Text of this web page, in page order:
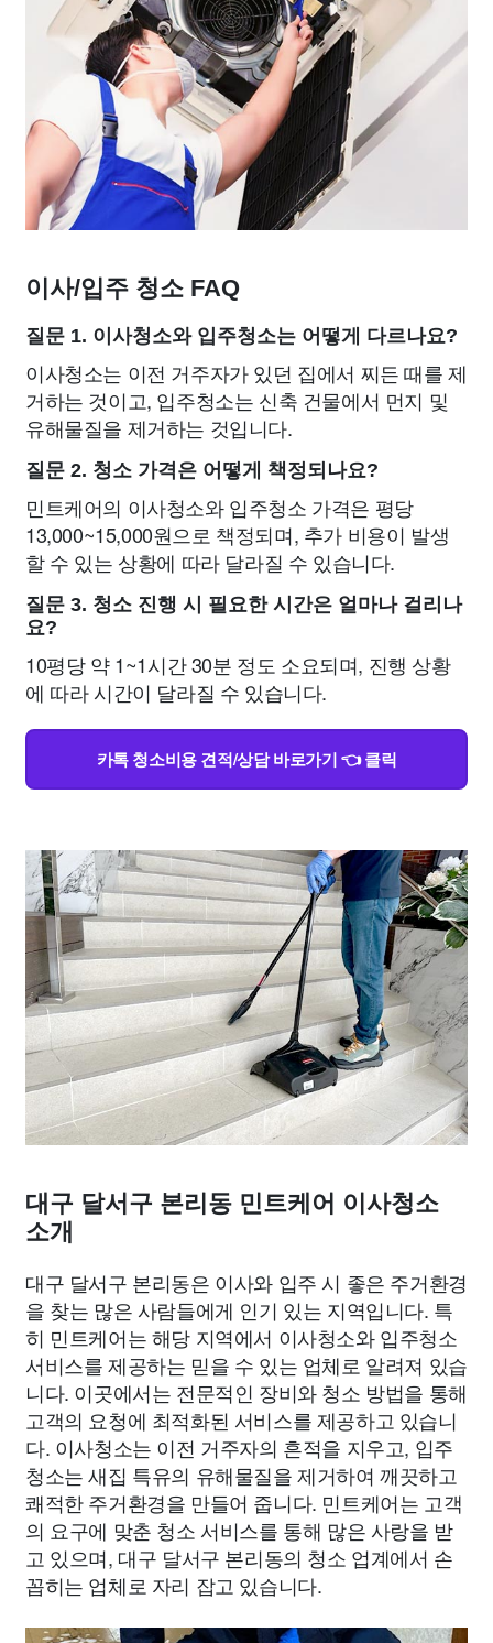
이사/입주 청소 FAQ
질문 1. 이사청소와 입주청소는 어떻게 다르나요?
이사청소는 이전 거주자가 있던 집에서 찌든 때를 제
거하는 것이고, 입주청소는 신축 건물에서 먼지 및
유해물질을 제거하는 것입니다.
질문 2. 청소 가격은 어떻게 책정되나요?
민트케어의 이사청소와 입주청소 가격은 평당
13,000~15,000원으로 책정되며, 추가 비용이 발생
할 수 있는 상황에 따라 달라질 수 있습니다.
질문 3. 청소 진행 시 필요한 시간은 얼마나 걸리나
요?
10평당 약 1~1시간 30분 정도 소요되며, 진행 상황
에 따라 시간이 달라질 수 있습니다.
카톡 청소비용 견적/상담 바로가기 👈 클릭
대구 달서구 본리동 민트케어 이사청소
소개
대구 달서구 본리동은 이사와 입주 시 좋은 주거환경
을 찾는 많은 사람들에게 인기 있는 지역입니다. 특
히 민트케어는 해당 지역에서 이사청소와 입주청소
서비스를 제공하는 믿을 수 있는 업체로 알려져 있습
니다. 이곳에서는 전문적인 장비와 청소 방법을 통해
고객의 요청에 최적화된 서비스를 제공하고 있습니
다. 이사청소는 이전 거주자의 흔적을 지우고, 입주
청소는 새집 특유의 유해물질을 제거하여 깨끗하고
쾌적한 주거환경을 만들어 줍니다. 민트케어는 고객
의 요구에 맞춘 청소 서비스를 통해 많은 사랑을 받
고 있으며, 대구 달서구 본리동의 청소 업계에서 손
꼽히는 업체로 자리 잡고 있습니다.